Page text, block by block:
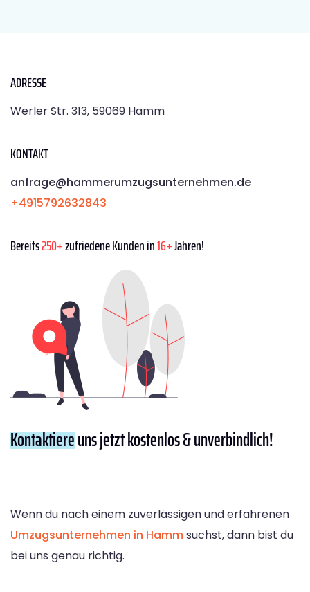
ADRESSE
Werler Str. 313, 59069 Hamm
KONTAKT
anfrage@hammerumzugsunternehmen.de
+4915792632843
Bereits250+zufriedene Kunden in16+Jahren!
Kontaktiereuns jetzt kostenlos & unverbindlich!
Wenn du nach einem zuverlässigen und erfahrenen
Umzugsunternehmen in Hammsuchst, dann bist du
bei uns genau richtig.